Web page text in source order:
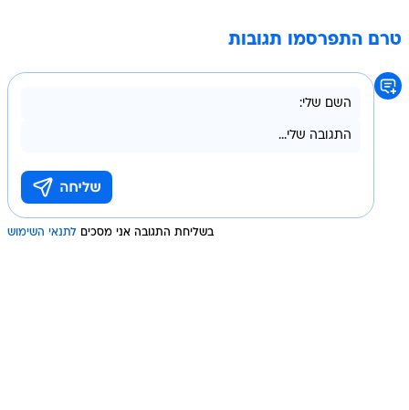
טרם התפרסמו תגובות
בשליחת התגובה אני מסכים לתנאי השימוש